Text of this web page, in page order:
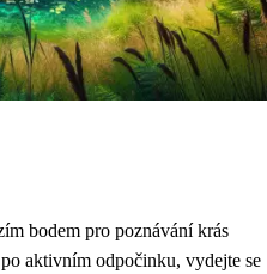
bodem pro poznávání krás
aktivním odpočinku, vydejte se